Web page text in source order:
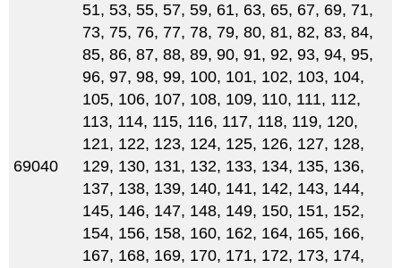
69040
51, 53, 55, 57, 59, 61, 63, 65, 67, 69, 71,
73, 75, 76, 77, 78, 79, 80, 81, 82, 83, 84,
85, 86, 87, 88, 89, 90, 91, 92, 93, 94, 95,
96, 97, 98, 99, 100, 101, 102, 103, 104,
105, 106, 107, 108, 109, 110, 111, 112,
113, 114, 115, 116, 117, 118, 119, 120,
121, 122, 123, 124, 125, 126, 127, 128,
129, 130, 131, 132, 133, 134, 135, 136,
137, 138, 139, 140, 141, 142, 143, 144,
145, 146, 147, 148, 149, 150, 151, 152,
154, 156, 158, 160, 162, 164, 165, 166,
167, 168, 169, 170, 171, 172, 173, 174,